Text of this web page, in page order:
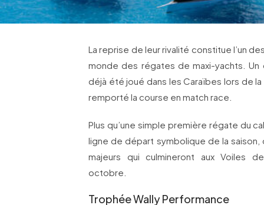
La reprise de leur rivalité constitue l’un
monde des régates de maxi-yachts.
déjà été joué dans les Caraïbes lors de
remporté la course en match race.
Plus qu’une simple première régate du
ligne de départ symbolique de la saison,
majeurs qui culmineront aux Voiles
octobre.
Trophée Wally Performance